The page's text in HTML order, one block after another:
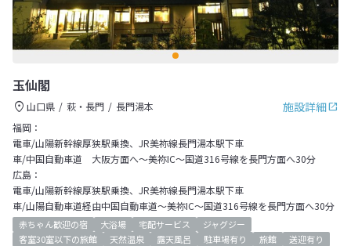
玉仙閣
施設詳細
山口県 萩・長門
長門湯本
福岡：
電車/山陽新幹線厚狭駅乗換、JR美祢線長門湯本駅下車
車/中国自動車道 大阪方面へ～美祢IC～国道316号線を長門方面へ30分
広島：
電車/山陽新幹線厚狭駅乗換、JR美祢線長門湯本駅下車
車/山陽自動車道経由中国自動車道～美祢IC～国道316号線を長門方面へ30分
赤ちゃん歓迎の宿 大浴場 宅配サービス
ジャグジー
客室30室以下の旅館
天然温泉 露天風呂 駐車場有り 旅館 送迎有り